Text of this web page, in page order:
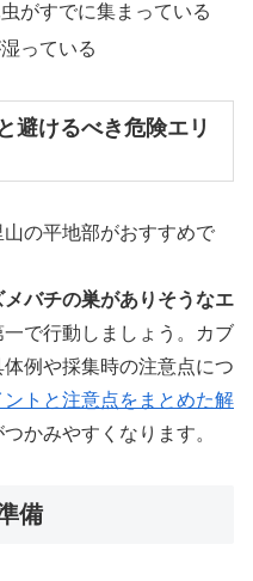
がすでに集まっている
っている
避けるべき危険エリ
の平地部がおすすめで
バチの巣がありそうなエ
で行動しましょう。カブ
例や採集時の注意点につ
トと注意点をまとめた解
かみやすくなります。
備